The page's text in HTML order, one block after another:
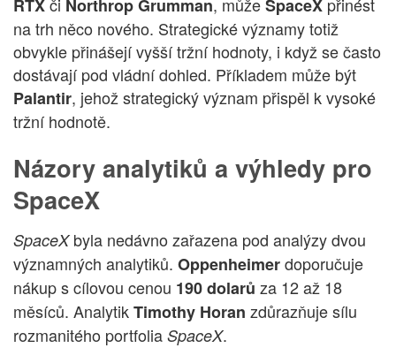
RTX Northrop Grumman SpaceX
na trh něco nového. Strategické významy totiž
obvykle přinášejí vyšší tržní hodnoty, i když se často
dostávají pod vládní dohled. Příkladem může být
Palantir, jehož strategický význam přispěl k vysoké
tržní hodnotě.
Názory analytiků a výhledy pro
SpaceX
SpaceXbyla nedávno zařazena pod analýzy dvou
významných analytiků. Oppenheimerdoporučuje
nákup s cílovou cenou 190 dolarů za 12 až 18
měsíců. AnalytikTimothy Horan zdůrazňuje sílu
rozmanitého portfolia SpaceX.